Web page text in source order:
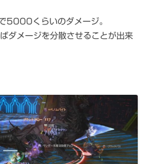
5000くらいのダメージ。
ダメージを分散させることが出来